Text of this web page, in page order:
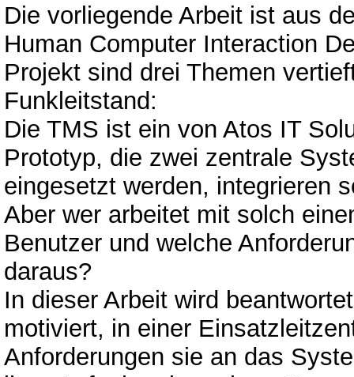
Die vorliegende Arbeit ist aus
Human Computer Interaction
Projekt sind drei Themen
Funkleitstand:
Die TMS ist ein von Atos IT
Prototyp, die zwei zentrale
eingesetzt werden, integrieren
Aber wer arbeitet mit solch
Benutzer und welche
daraus?
In dieser Arbeit wird
motiviert, in einer
Anforderungen sie an das